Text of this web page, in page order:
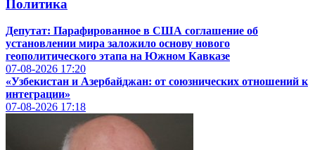
Политика
Депутат: Парафированное в США соглашение об
установлении мира заложило основу нового
геополитического этапа на Южном Кавказе
07-08-2026 17:20
«Узбекистан и Азербайджан: от союзнических отношений к
интеграции»
07-08-2026 17:18